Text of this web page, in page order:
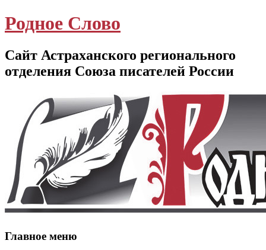
Родное Слово
Сайт Астраханского регионального
отделения Союза писателей России
Главное меню